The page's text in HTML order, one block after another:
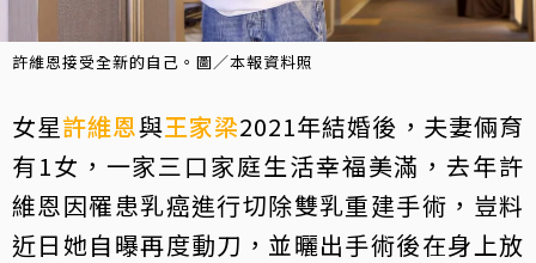
許維恩接受全新的自己。圖／本報資料照
女星許維恩與王家梁2021年結婚後，夫妻倆育
有1女，一家三口家庭生活幸福美滿，去年許
維恩因罹患乳癌進行切除雙乳重建手術，豈料
近日她自曝再度動刀，並曬出手術後在身上放